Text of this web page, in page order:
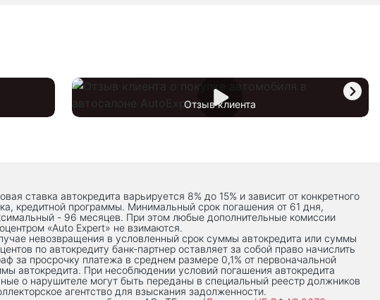
Отзыв клиента
ставка автокредита варьируется 8% до 15% и зависит от конкретного
кредитной программы. Минимальный срок погашения от 61 дня,
- 96 месяцев. При этом любые дополнительные комиссии
«Auto Expert» не взимаются.
невозвращения в условленный срок суммы автокредита или суммы
по автокредиту банк-партнер оставляет за собой право начислить
за просрочку платежа в среднем размере 0,1% от первоначальной
автокредита. При несоблюдении условий погашения автокредита
о нарушителе могут быть переданы в специальный реестр должников
агентство для взыскания задолженности.